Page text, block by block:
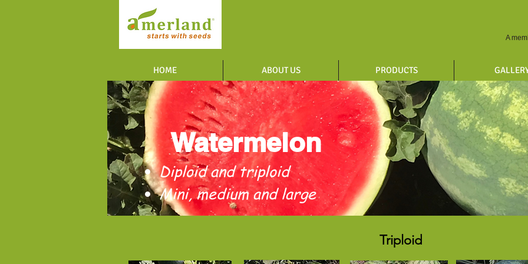
A
HOME ABOUT US PRODUCTS
Watermelon
​Diploid and triploid
Mini, medium and large
Triploid